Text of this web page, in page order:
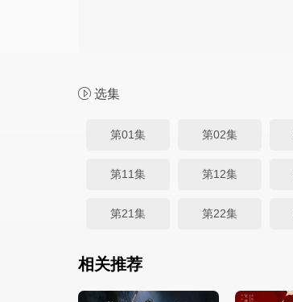
选集
第01集 第02集
第11集 第12集
第21集 第22集
相关推荐